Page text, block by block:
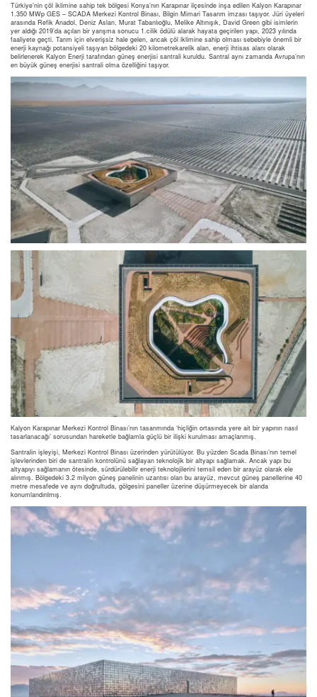
Türkiye’nin çöl iklimine sahip tek bölgesi Konya’nın Karapınar ilçesinde inşa edilen Kalyon Karapınar
1.350 MWp GES – SCADA Merkezi Kontrol Binası, Bilgin Mimari Tasarım imzası taşıyor. Jüri üyeleri
arasında Refik Anadol, Deniz Aslan, Murat Tabanlıoğlu, Melike Altınışık, David Green gibi isimlerin
yer aldığı 2019’da açılan bir yarışma sonucu 1.cilik ödülü alarak hayata geçirilen yapı, 2023 yılında
faaliyete geçti. Tarım için elverişsiz hale gelen, ancak çöl iklimine sahip olması sebebiyle önemli bir
enerji kaynağı potansiyeli taşıyan bölgedeki 20 kilometrekarelik alan, enerji ihtisas alanı olarak
belirlenerek Kalyon Enerji tarafından güneş enerjisi santrali kuruldu. Santral aynı zamanda Avrupa’nın
en büyük güneş enerjisi santrali olma özelliğini taşıyor.
Kalyon Karapınar Merkezi Kontrol Binası’nın tasarımında ‘hiçliğin ortasında yere ait bir yapının nasıl
tasarlanacağı’ sorusundan hareketle bağlamla güçlü bir ilişki kurulması amaçlanmış.
Santralin işleyişi, Merkezi Kontrol Binası üzerinden yürütülüyor. Bu yüzden Scada Binası’nın temel
işlevlerinden biri de santralin kontrolünü sağlayan teknolojik bir altyapı sağlamak. Ancak yapı bu
altyapıyı sağlamanın ötesinde, sürdürülebilir enerji teknolojilerini temsil eden bir arayüz olarak ele
alınmış. Bölgedeki 3.2 milyon güneş panelinin uzantısı olan bu arayüz, mevcut güneş panellerine 40
metre mesafede ve aynı doğrultuda, gölgesini paneller üzerine düşürmeyecek bir alanda
konumlandırılmış.